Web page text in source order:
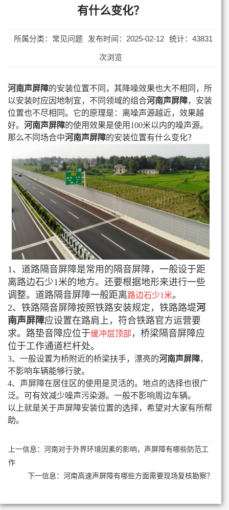
有什么变化？
所属分类：常见问题 发布时间：2025-02-12 统计：43831
次浏览
河南声屏障的安装位置不同，其降噪效果也大不相同，所
以安装时应因地制宜，不同领域的组合河南声屏障，安装
位置也不尽相同。它的原理是：离噪声源越近，效果越
好。 河南声屏障的使用效果是使用100米以内的噪声源。
那么不同场合中河南声屏障的安装位置有什么变化？
1、道路隔音屏障是常用的隔音屏障，一般设于距
离路边石少1米的地方。还要根据地形来进行一些
调整。道路隔音屏障一般距离路边石少1米。
2、铁路隔音屏障按照铁路安装规定，铁路路堤河
南声屏障应设置在路肩上，符合铁路官方运营要
求。路垫音障应位于缓冲层顶部 ，桥梁隔音屏障应
位于工作通道栏杆处。
3、一般设置为桥附近的桥梁扶手，漂亮的河南声屏障，
不影响车辆能够行驶。
4、声屏障在居住区的使用是灵活的。地点的选择也很广
泛。可有效减少噪声污染源。一般不影响周边车辆。
以上就是关于声屏障安装位置的选择，希望对大家有所帮
助。
上一信息： 河南对于外界环境因素的影响，声屏障有哪些防范工
作
下一信息：河南高速声屏障有哪些方面需要现场复核勘察？